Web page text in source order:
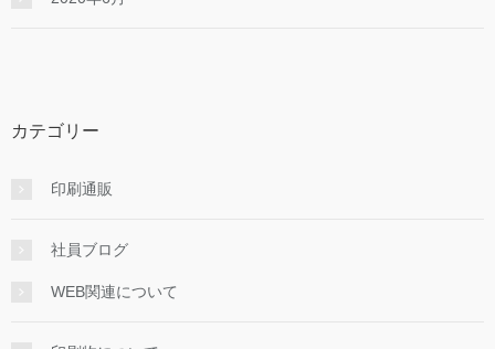
カテゴリー
印刷通販
社員ブログ
WEB関連について